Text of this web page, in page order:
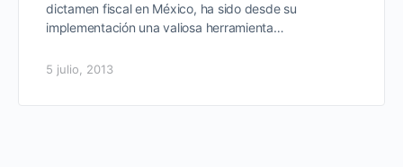
dictamen fiscal en México, ha sido desde su
implementación una valiosa herramienta…
5 julio, 2013